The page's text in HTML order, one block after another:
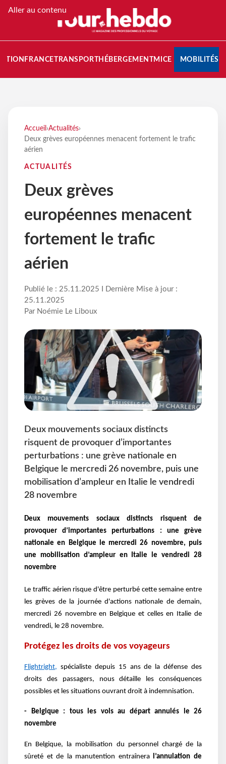
Aller au contenu
FRANCETRANSPORT HÉBERGEMENTMICE MOBILITÉS
Accueil ›Actualités›
Deux grèves européennes menacent fortement le trafic
aérien
ACTUALITÉS
Deux grèves
européennes menacent
fortement le trafic
aérien
Publié le : 25.11.2025 I Dernière Mise à jour :
25.11.2025
Par Noémie Le Liboux
Deux mouvements sociaux distincts
risquent de provoquer d’importantes
perturbations : une grève nationale en
Belgique le mercredi 26 novembre, puis une
mobilisation d’ampleur en Italie le vendredi
28 novembre
Deux mouvements sociaux distincts risquent de
provoquer d’importantes perturbations : une grève
nationale en Belgique le mercredi 26 novembre, puis
une mobilisation d’ampleur en Italie le vendredi 28
novembre
Le traffic aérien risque d'être perturbé cette semaine entre
les grèves de la journée d'actions nationale de demain,
mercredi 26 novembre en Belgique et celles en Italie de
vendredi, le 28 novembre.
Protégez les droits de vos voyageurs
Flightright, spécialiste depuis 15 ans de la défense des
droits des passagers, nous détaille les conséquences
possibles et les situations ouvrant droit à indemnisation.
- Belgique : tous les vols au départ annulés le 26
novembre
En Belgique, la mobilisation du personnel chargé de la
sûreté et de la manutention entraînera
l’annulation de